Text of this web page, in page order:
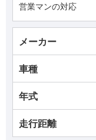
営業マンの対応
メーカー
車種
年式
走行距離